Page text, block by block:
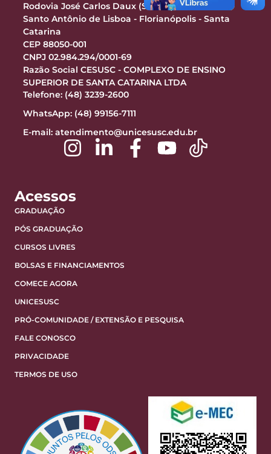
Rodovia José Carlos Daux (SC-401), 9301 - Km 10
Santo Antônio de Lisboa - Florianópolis - Santa
Catarina
CEP 88050-001
CNPJ 02.984.294/0001-69
Razão Social CESUSC - COMPLEXO DE ENSINO
SUPERIOR DE SANTA CATARINA LTDA
Telefone: (48) 3239-2600
WhatsApp: (48) 99156-7111
E-mail: atendimento@unicesusc.edu.br
Acessos
GRADUAÇÃO
PÓS GRADUAÇÃO
CURSOS LIVRES
BOLSAS E FINANCIAMENTOS
COMECE AGORA
UNICESUSC
PRÓ-COMUNIDADE / EXTENSÃO E PESQUISA
FALE CONOSCO
PRIVACIDADE
TERMOS DE USO